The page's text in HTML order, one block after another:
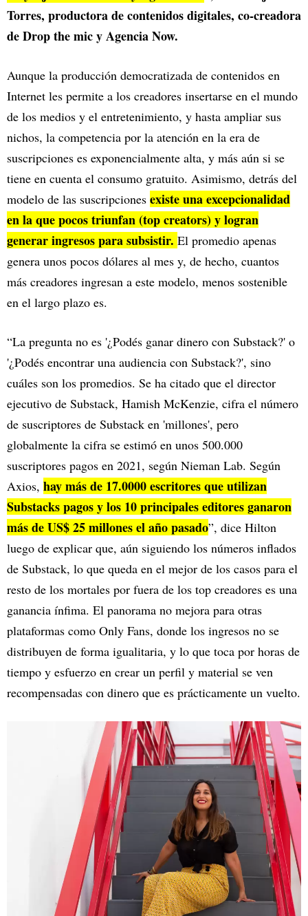
Torres, productora de contenidos digitales, co-creadora
de Drop the mic y Agencia Now.
Aunque la producción democratizada de contenidos en
Internet les permite a los creadores insertarse en el mundo
de los medios y el entretenimiento, y hasta ampliar sus
nichos, la competencia por la atención en la era de
suscripciones es exponencialmente alta, y más aún si se
tiene en cuenta el consumo gratuito. Asimismo, detrás del
modelo de las suscripciones existe una excepcionalidad
en la que pocos triunfan (top creators) y logran
generar ingresos para subsistir. El promedio apenas
genera unos pocos dólares al mes y, de hecho, cuantos
más creadores ingresan a este modelo, menos sostenible
en el largo plazo es.
“La pregunta no es '¿Podés ganar dinero con Substack?' o
'¿Podés encontrar una audiencia con Substack?', sino
cuáles son los promedios. Se ha citado que el director
ejecutivo de Substack, Hamish McKenzie, cifra el número
de suscriptores de Substack en 'millones', pero
globalmente la cifra se estimó en unos 500.000
suscriptores pagos en 2021, según Nieman Lab. Según
Axios, hay más de 17.0000 escritores que utilizan
Substacks pagos y los 10 principales editores ganaron
más de US$ 25 millones el año pasado”, dice Hilton
luego de explicar que, aún siguiendo los números inflados
de Substack, lo que queda en el mejor de los casos para el
resto de los mortales por fuera de los top creadores es una
ganancia ínfima. El panorama no mejora para otras
plataformas como Only Fans, donde los ingresos no se
distribuyen de forma igualitaria, y lo que toca por horas de
tiempo y esfuerzo en crear un perfil y material se ven
recompensadas con dinero que es prácticamente un vuelto.